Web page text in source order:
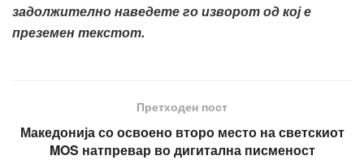
задолжително наведете го изворот од кој е
преземен текстот.
Претходен пост
Македонија со освоено второ место на светскиот
MOS натпревар во дигитална писменост